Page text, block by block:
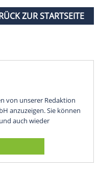
ZUR STARTSEITE
von unserer Redaktion
anzuzeigen. Sie können
auch wieder